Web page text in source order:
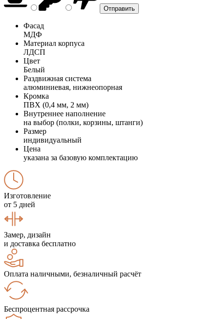
Фасад
МДФ
Материал корпуса
ЛДСП
Цвет
Белый
Раздвижная система
алюминиевая, нижнеопорная
Кромка
ПВХ (0,4 мм, 2 мм)
Внутреннее наполнение
на выбор (полки, корзины, штанги)
Размер
индивидуальный
Цена
указана за базовую комплектацию
Изготовление
от 5 дней
Замер, дизайн
и доставка бесплатно
Оплата наличными, безналичный расчёт
Беспроцентная рассрочка